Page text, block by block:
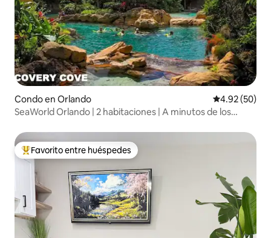
Condo en Orlando Calificación
4.92 (50)
SeaWorld Orlando | 2 habitaciones | A minutos de los
Favorito entre huéspedes preferido
Favorito entre huéspedes